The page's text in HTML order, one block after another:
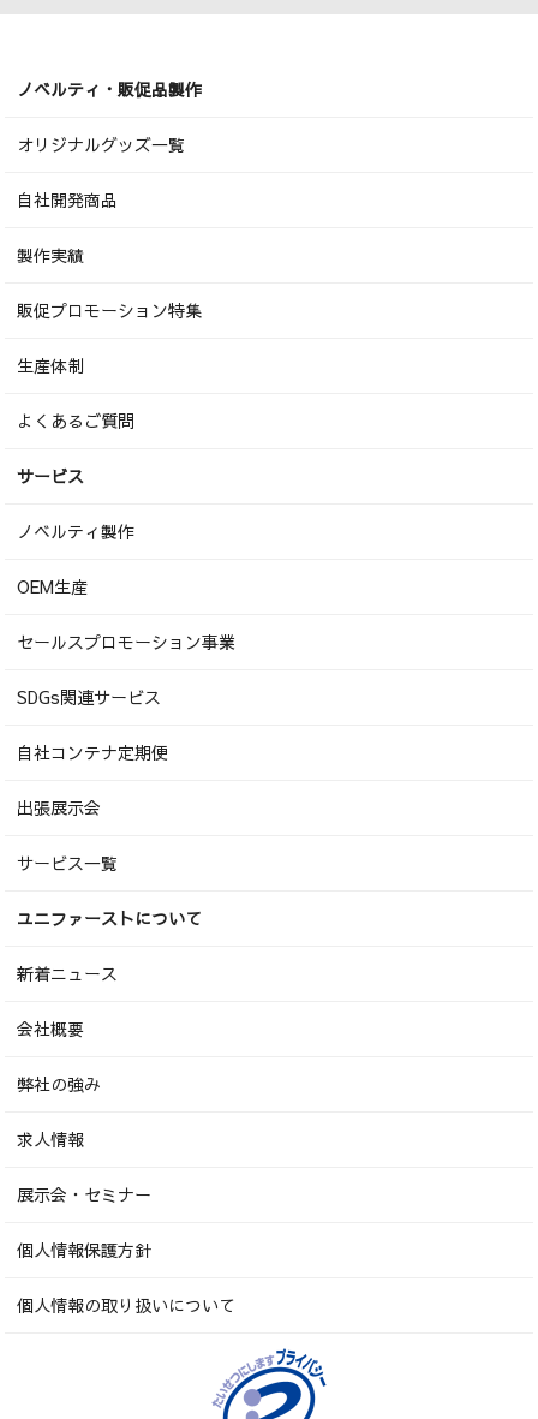
ノベルティ・販促品製作
オリジナルグッズ一覧
自社開発商品
製作実績
販促プロモーション特集
生産体制
よくあるご質問
サービス
ノベルティ製作
OEM生産
セールスプロモーション事業
SDGs関連サービス
自社コンテナ定期便
出張展示会
サービス一覧
ユニファーストについて
新着ニュース
会社概要
弊社の強み
求人情報
展示会・セミナー
個人情報保護方針
個人情報の取り扱いについて